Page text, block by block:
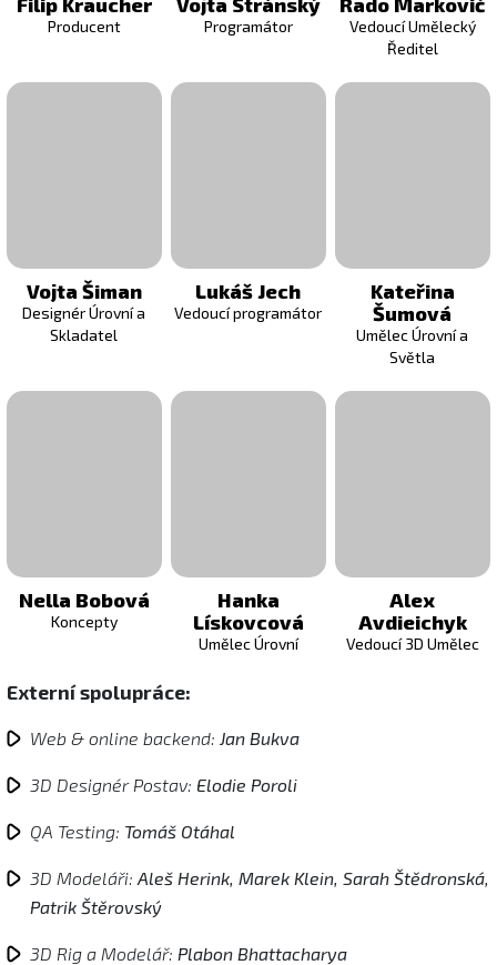
Producent Programátor
Vedoucí Umělecký
Ředitel
Vojta Šiman
Designér Úrovní a
Skladatel
Lukáš Jech
Vedoucí programátor
Kateřina
Šumová
Umělec Úrovní a
Světla
Nella Bobová
Koncepty
Hanka
Lískovcová
Umělec Úrovní
Alex
Avdieichyk
Vedoucí 3D Umělec
Externí spolupráce:
Web & online backend: Jan Bukva
3D Designér Postav: Elodie Poroli
QA Testing: Tomáš Otáhal
3D Modeláři: Aleš Herink, Marek Klein, Sarah Štědronská,
Patrik Štěrovský
3D Rig a Modelář: Plabon Bhattacharya